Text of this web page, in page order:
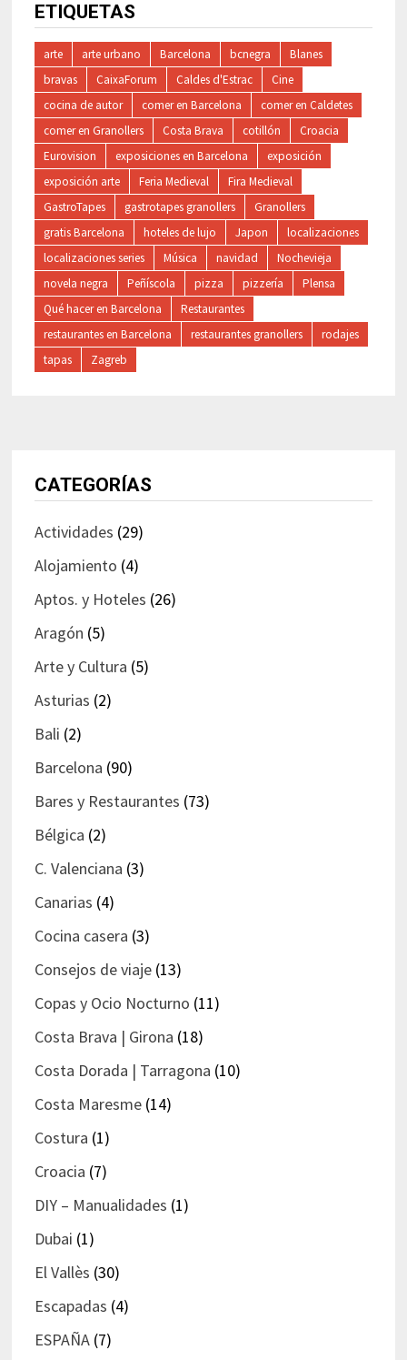
ETIQUETAS
arte arte urbano Barcelona bcnegra
Blanes
bravas
CaixaForum Caldes d'Estrac
Cine
cocina de autor
comer en Barcelona
comer en Caldetes
comer en Granollers
Costa Brava cotillón
Croacia
Eurovision
exposiciones en Barcelona
exposición
exposición arte
Feria Medieval
Fira Medieval
GastroTapes
gastrotapes granollers
Granollers
gratis Barcelona
hoteles de lujo Japon
localizaciones
localizaciones series
Música navidad
Nochevieja
novela negra
Peñíscola pizza pizzería
Plensa
Qué hacer en Barcelona
Restaurantes
restaurantes en Barcelona
restaurantes granollers
rodajes
tapas
Zagreb
CATEGORÍAS
Actividades (29)
Alojamiento (4)
Aptos. y Hoteles (26)
Aragón (5)
Arte y Cultura (5)
Asturias (2)
Bali (2)
Barcelona (90)
Bares y Restaurantes (73)
Bélgica (2)
C. Valenciana (3)
Canarias (4)
Cocina casera (3)
Consejos de viaje(13)
Copas y Ocio Nocturno (11)
Costa Brava | Girona (18)
Costa Dorada | Tarragona (10)
Costa Maresme(14)
Costura (1)
Croacia (7)
DIY – Manualidades (1)
Dubai (1)
El Vallès (30)
Escapadas (4)
ESPAÑA(7)